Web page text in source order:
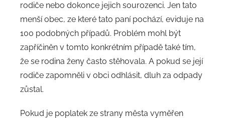
rodiče nebo dokonce jejich sourozenci. Jen tato
menší obec, ze které tato paní pochází, eviduje na
100 podobných případů. Problém mohl být
zapříčiněn v tomto konkrétním případě také tím,
že se rodina ženy často stěhovala. A pokud se její
rodiče zapomněli v obci odhlásit, dluh za odpady
zůstal.
Pokud je poplatek ze strany města vyměřen